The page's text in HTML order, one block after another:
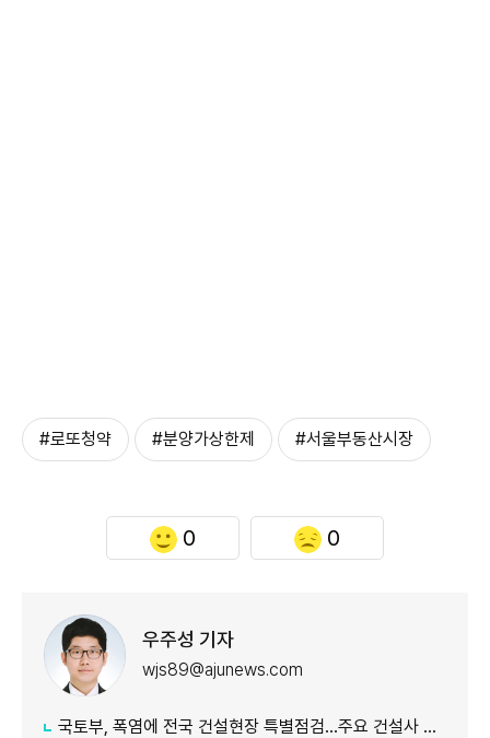
#로또청약 #분양가상한제 #서울부동산시장
0 0
우주성 기자
wjs89@ajunews.com
국토부, 폭염에 전국 건설현장 특별점검…주요 건설사 긴급회의 개최